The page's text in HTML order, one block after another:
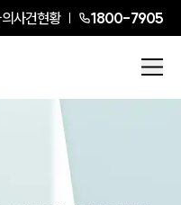
사건현황 1800-7905